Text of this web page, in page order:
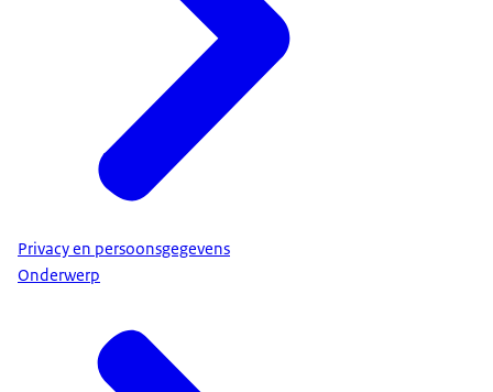
Privacy en persoonsgegevens
Onderwerp